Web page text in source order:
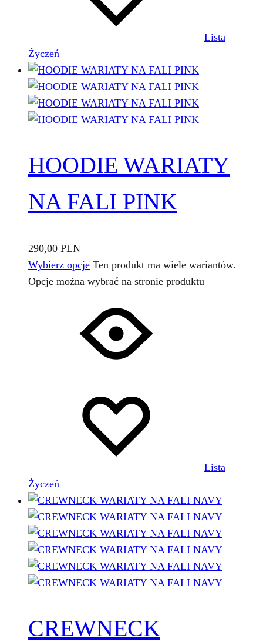
Lista
Życzeń
HOODIE WARIATY
NA FALI PINK
290,00 PLN
Wybierz opcje Ten produkt ma wiele wariantów.
Opcje można wybrać na stronie produktu
Lista
Życzeń
CREWNECK